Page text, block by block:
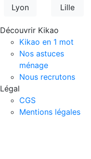
Lyon Lille
Découvrir Kikao
Kikao en 1 mot
Nos astuces
ménage
Nous recrutons
Légal
CGS
Mentions légales